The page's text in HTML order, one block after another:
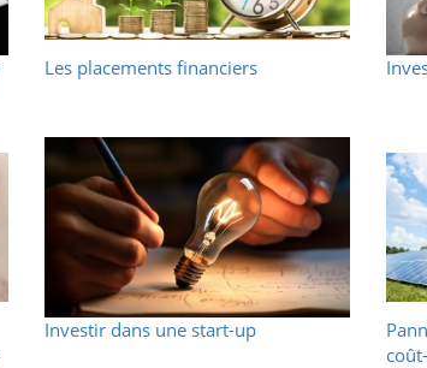
Les placements financiers
Investir dans une start-up